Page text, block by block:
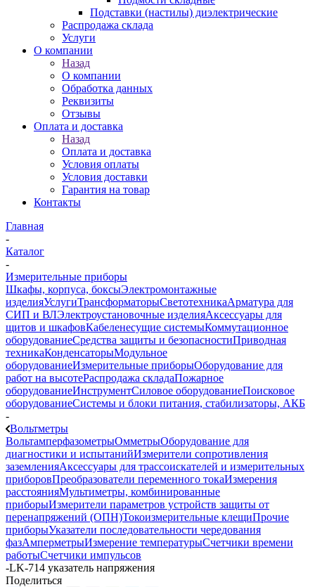
Подставки (настилы) диэлектрические
Распродажа склада
Услуги
О компании
Назад
О компании
Обработка данных
Реквизиты
Отзывы
Оплата и доставка
Назад
Оплата и доставка
Условия оплаты
Условия доставки
Гарантия на товар
Контакты
Главная
-
Каталог
-
Измерительные приборы
Шкафы, корпуса, боксыЭлектромонтажные
изделияУслугиТрансформаторыСветотехникаАрматура для
СИП и ВЛЭлектроустановочные изделияАксессуары для
щитов и шкафовКабеленесущие системыКоммутационное
оборудованиеСредства защиты и безопасностиПриводная
техникаКонденсаторыМодульное
оборудованиеИзмерительные приборыОборудование для
работ на высотеРаспродажа складаПожарное
оборудованиеИнструментСиловое оборудованиеПоисковое
оборудованиеСистемы и блоки питания, стабилизаторы, АКБ
-
Вольтметры
ВольтамперфазометрыОмметрыОборудование для
диагностики и испытанийИзмерители сопротивления
заземленияАксессуары для трассоискателей и измерительных
приборовПреобразователи переменного токаИзмерения
расстоянияМультиметры, комбинированные
приборыИзмерители параметров устройств защиты от
перенапряжений (ОПН)Токоизмерительные клещиПрочие
приборыУказатели последовательности чередования
фазАмперметрыИзмерение температурыСчетчики времени
работыСчетчики импульсов
-LK-714 указатель напряжения
Поделиться